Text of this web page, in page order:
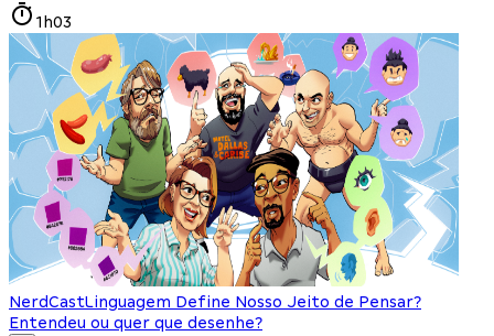
1h03
NerdCastLinguagem Define Nosso Jeito de Pensar?
Entendeu ou quer que desenhe?